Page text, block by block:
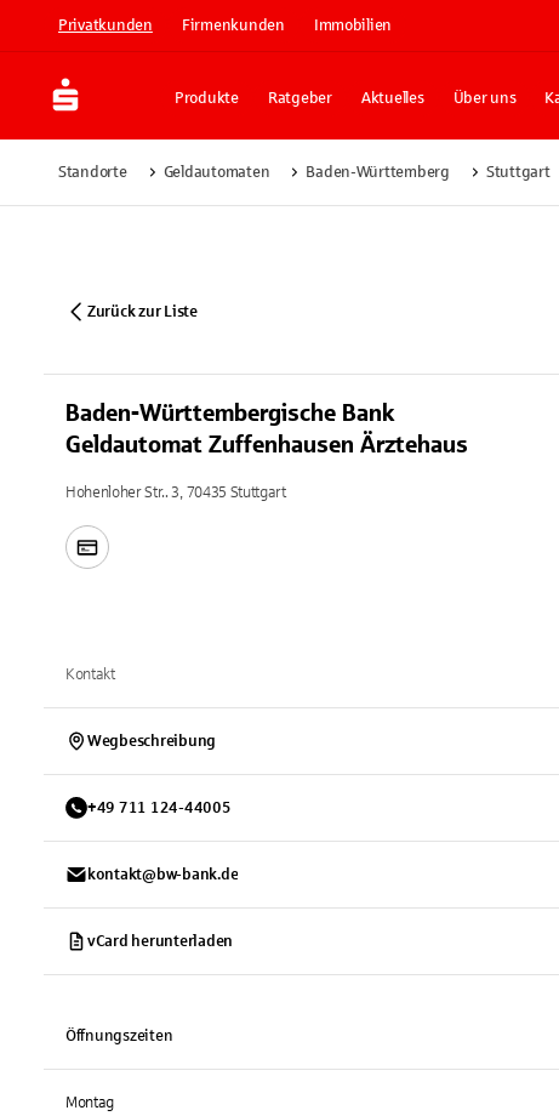
Privatkunden Firmenkunden Immobilien
Produkte Ratgeber Aktuelles Über uns
Standorte Geldautomaten Baden-Württemberg Stuttgart
Zurück zur Liste
Baden-Württembergische Bank
Geldautomat Zuffenhausen Ärztehaus
Hohenloher Str.. 3, 70435 Stuttgart
Kontakt
Wegbeschreibung
+49 711 124-44005
kontakt@bw-bank.de
vCard herunterladen
Öffnungszeiten
Montag